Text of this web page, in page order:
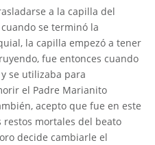
a la capilla del
se terminó la
la capilla empezó a tener
fue entonces cuando
se utilizaba para
el Padre Marianito
acepto que fue en este
mortales del beato
decide cambiarle el